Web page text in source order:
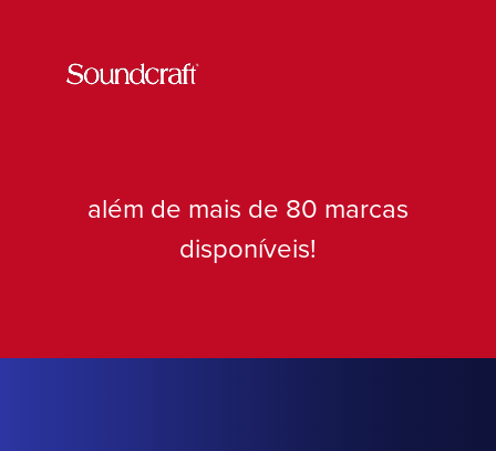
além de mais de 80 marcas
disponíveis!